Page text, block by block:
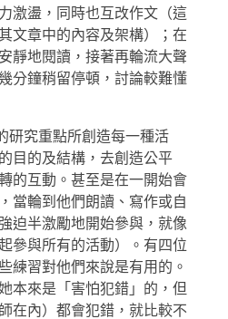
激盪，同時也互改作文（這
文章中的內容及架構）；在
靜地閱讀，接著再輪流大聲
分鐘稍留停頓，討論較難懂
究重點所創造每一種活
目的及結構，去創造公平
的互動。甚至是在一開始會
當輪到他們朗讀、寫作或自
迫半激勵地開始參與，就像
參與所有的活動）。有四位
練習對他們來說是有用的。
本來是「害怕犯錯」的，但
在內）都會犯錯，就比較不